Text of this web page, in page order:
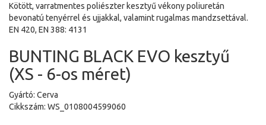
Kötött, varratmentes poliészter kesztyű vékony poliuretán
bevonatú tenyérrel és ujjakkal, valamint rugalmas mandzsettával.
EN 420, EN 388: 4131
BUNTING BLACK EVO kesztyű
(XS - 6-os méret)
Gyártó: Cerva
Cikkszám: WS_0108004599060